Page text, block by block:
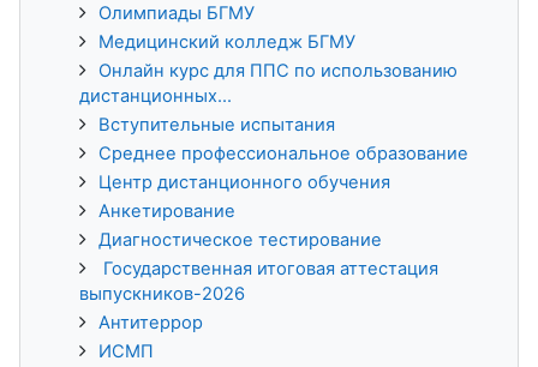
Олимпиады БГМУ
Медицинский колледж БГМУ
Онлайн курс для ППС по использованию
дистанционных...
Вступительные испытания
Среднее профессиональное образование
Центр дистанционного обучения
Анкетирование
Диагностическое тестирование
Государственная итоговая аттестация
выпускников-2026
Антитеррор
ИСМП